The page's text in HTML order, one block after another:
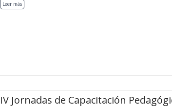
Leer más
IV Jornadas de Capacitación